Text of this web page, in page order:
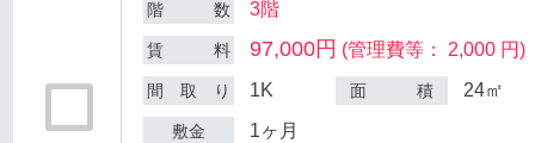
階 数 3階
賃 料 97,000円 (管理費等： 2,000 円)
間 取 り 1K 面 積 24㎡
敷金 1ヶ月